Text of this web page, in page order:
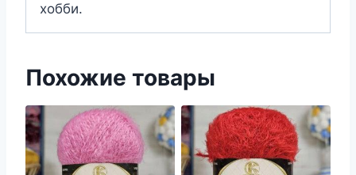
хобби.
Похожие товары